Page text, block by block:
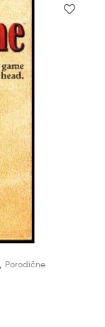
Porodične